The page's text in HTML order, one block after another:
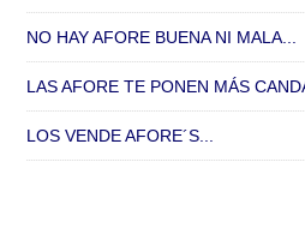
NO HAY AFORE BUENA NI MALA...
LAS AFORE TE PONEN MÁS
LOS VENDE AFORE´S...